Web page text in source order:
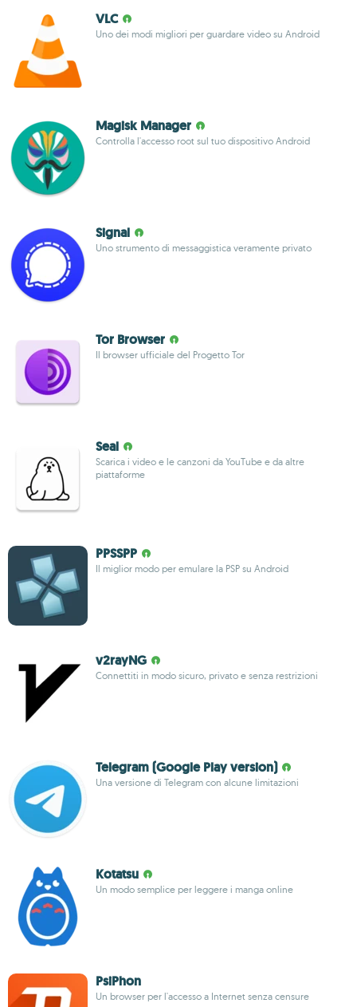
VLC
Uno dei modi migliori per guardare video su Android
Magisk Manager
Controlla l'accesso root sul tuo dispositivo Android
Signal
Uno strumento di messaggistica veramente privato
Tor Browser
Il browser ufficiale del Progetto Tor
Seal
Scarica i video e le canzoni da YouTube e da altre
piattaforme
PPSSPP
Il miglior modo per emulare la PSP su Android
v2rayNG
Connettiti in modo sicuro, privato e senza restrizioni
Telegram (Google Play version)
Una versione di Telegram con alcune limitazioni
Kotatsu
Un modo semplice per leggere i manga online
PsiPhon
Un browser per l'accesso a Internet senza censure